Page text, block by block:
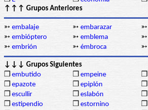
↑↑↑ Grupos Anteriores
➳ embalaje ➳ embarazar ➳
➳ embióptero ➳ emblema ➳
➳ embrión ➳ émbroca ➳
↓↓↓ Grupos Siguientes
❒ embutido ❒ empeine ❒
❒ epazote ❒ epiplón ❒
❒ escullir ❒ eslabón ❒
❒ estipendio ❒ estornino ❒